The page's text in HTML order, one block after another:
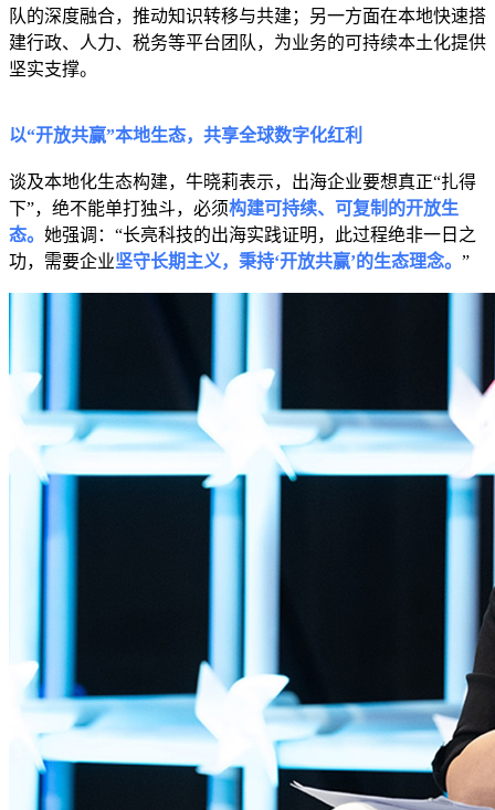
队的深度融合，推动知识转移与共建；另一方面在本地快速搭
建行政、人力、税务等平台团队，为业务的可持续本土化提供
坚实支撑。
以“开放共赢”本地生态， 共享全球数字化红利
谈及本地化生态构建，牛晓莉表示，出海企业要想真正“扎得
下”，绝不能单打独斗，必须构建可持续、可复制的开放生
态。 她强调：“长亮科技的出海实践证明，此过程绝非一日之
功，需要企业坚守长期主义，秉持‘开放共赢’的生态理念。 ”